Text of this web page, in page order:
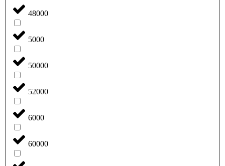
48000
5000
50000
52000
6000
60000